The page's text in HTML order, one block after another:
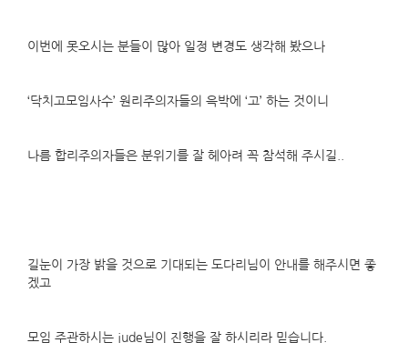
이번에 못오시는 분들이 많아 일정 변경도 생각해 봤으나
‘닥치고모임사수’ 원리주의자들의 윽박에 ‘고’ 하는 것이니
나름 합리주의자들은 분위기를 잘 헤아려 꼭 참석해 주시길..
길눈이 가장 밝을 것으로 기대되는 도다리님이 안내를 해주시면 좋
겠고
모임 주관하시는 jude님이 진행을 잘 하시리라 믿습니다.